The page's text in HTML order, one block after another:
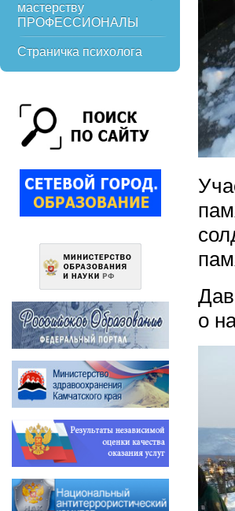
мастерству
ПРОФЕССИОНАЛЫ
Страничка психолога
о